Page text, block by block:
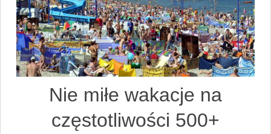
Nie miłe wakacje na
częstotliwości 500+